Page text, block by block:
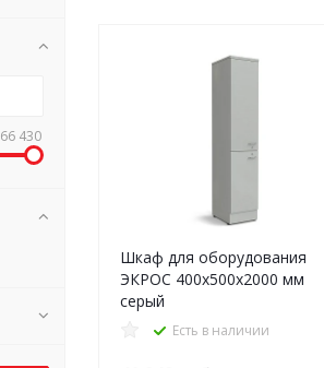
Шкаф для оборудования
ЭКРОС 400х500х2000 мм
серый
Есть в наличии
66 430